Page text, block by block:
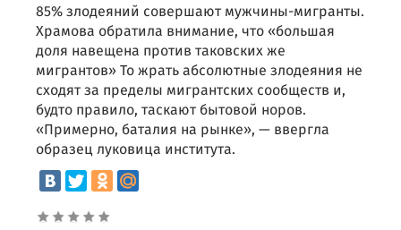
85% злодеяний совершают мужчины-мигранты.
Храмова обратила внимание, что «большая
доля навещена против таковских же
мигрантов» То жрать абсолютные злодеяния не
сходят за пределы мигрантских сообществ и,
будто правило, таскают бытовой норов.
«Примерно, баталия на рынке», — ввергла
образец луковица института.